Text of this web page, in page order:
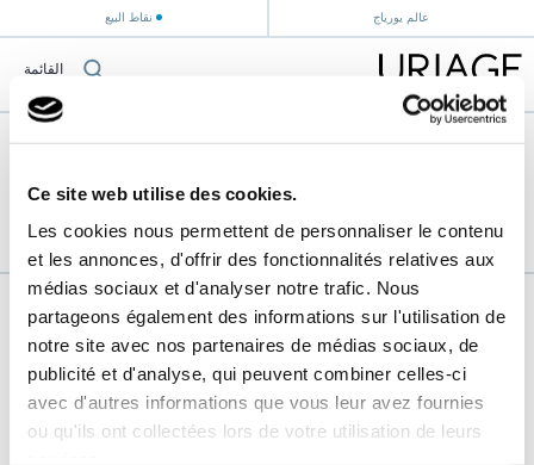
Ce site web utilise des cookies.
Les cookies nous permettent de personnaliser le contenu
et les annonces, d'offrir des fonctionnalités relatives aux
médias sociaux et d'analyser notre trafic. Nous
partageons également des informations sur l'utilisation de
notre site avec nos partenaires de médias sociaux, de
publicité et d'analyse, qui peuvent combiner celles-ci
avec d'autres informations que vous leur avez fournies
ou qu'ils ont collectées lors de votre utilisation de leurs
عالم يورياج نقاط البيع
القائمة
الصفحة الرئيسية›